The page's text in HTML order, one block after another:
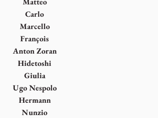
Massagrande
Carlo
Mattioli
Marcello
Morandini
François
Morellet
Anton Zoran
Musich
Hidetoshi
Nagasawa
Giulia
Napoleone
Ugo Nespolo
Hermann
Nitsch
Nunzio